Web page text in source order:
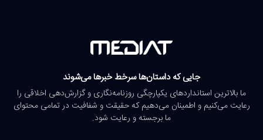
جایی که داستان‌ها سرخط خبرها می‌شوند
ما بالاترین استانداردهای یکپارچگی روزنامه‌نگاری و گزارش‌دهی اخلاقی را
رعایت می‌کنیم و اطمینان می‌دهیم که حقیقت و شفافیت در تمامی محتوای
ما برجسته و رعایت شود.